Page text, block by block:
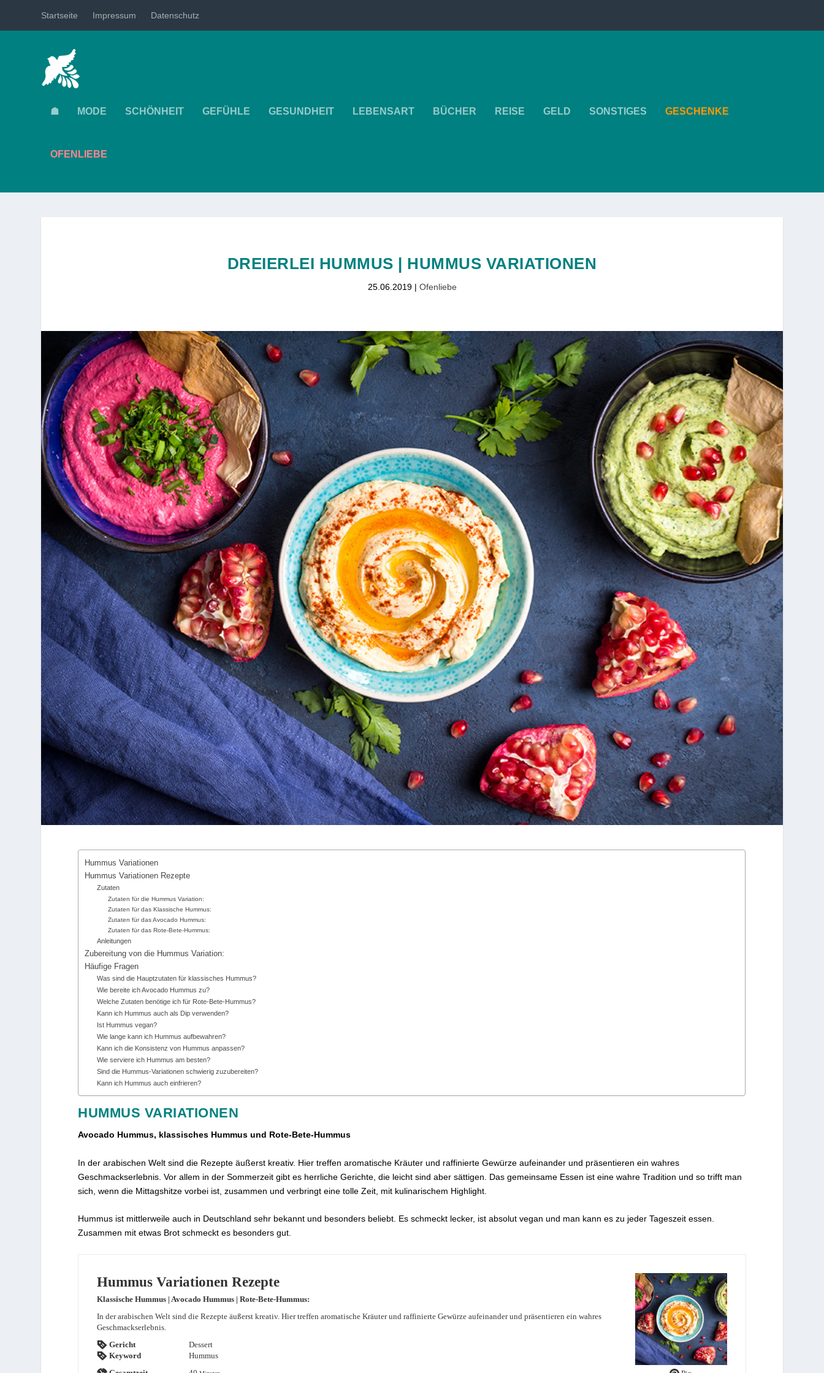
Startseite Impressum Datenschutz
☗ MODE SCHÖNHEIT GEFÜHLE GESUNDHEIT LEBENSART BÜCHER REISE GELD SONSTIGES GESCHENKE
OFENLIEBE
DREIERLEI HUMMUS | HUMMUS VARIATIONEN
25.06.2019| Ofenliebe
Hummus Variationen
Hummus Variationen Rezepte
Zutaten
Zutaten für die Hummus Variation:
Zutaten für das Klassische Hummus:
Zutaten für das Avocado Hummus:
Zutaten für das Rote-Bete-Hummus:
Anleitungen
Zubereitung von die Hummus Variation:
Häufige Fragen
Was sind die Hauptzutaten für klassisches Hummus?
Wie bereite ich Avocado Hummus zu?
Welche Zutaten benötige ich für Rote-Bete-Hummus?
Kann ich Hummus auch als Dip verwenden?
Ist Hummus vegan?
Wie lange kann ich Hummus aufbewahren?
Kann ich die Konsistenz von Hummus anpassen?
Wie serviere ich Hummus am besten?
Sind die Hummus-Variationen schwierig zuzubereiten?
Kann ich Hummus auch einfrieren?
HUMMUS VARIATIONEN
Avocado Hummus, klassisches Hummus und Rote-Bete-Hummus
In der arabischen Welt sind die Rezepte äußerst kreativ. Hier treffen aromatische Kräuter und raffinierte Gewürze aufeinander und präsentieren ein wahres
Geschmackserlebnis. Vor allem in der Sommerzeit gibt es herrliche Gerichte, die leicht sind aber sättigen. Das gemeinsame Essen ist eine wahre Tradition und so trifft man
sich, wenn die Mittagshitze vorbei ist, zusammen und verbringt eine tolle Zeit, mit kulinarischem Highlight.
Hummus ist mittlerweile auch in Deutschland sehr bekannt und besonders beliebt. Es schmeckt lecker, ist absolut vegan und man kann es zu jeder Tageszeit essen.
Zusammen mit etwas Brot schmeckt es besonders gut.
Hummus Variationen Rezepte
Klassische Hummus | Avocado Hummus | Rote-Bete-Hummus:
In der arabischen Welt sind die Rezepte äußerst kreativ. Hier treffen aromatische Kräuter und raffinierte Gewürze aufeinander und präsentieren ein wahres
Geschmackserlebnis.
Gericht
Dessert
Keyword
Hummus